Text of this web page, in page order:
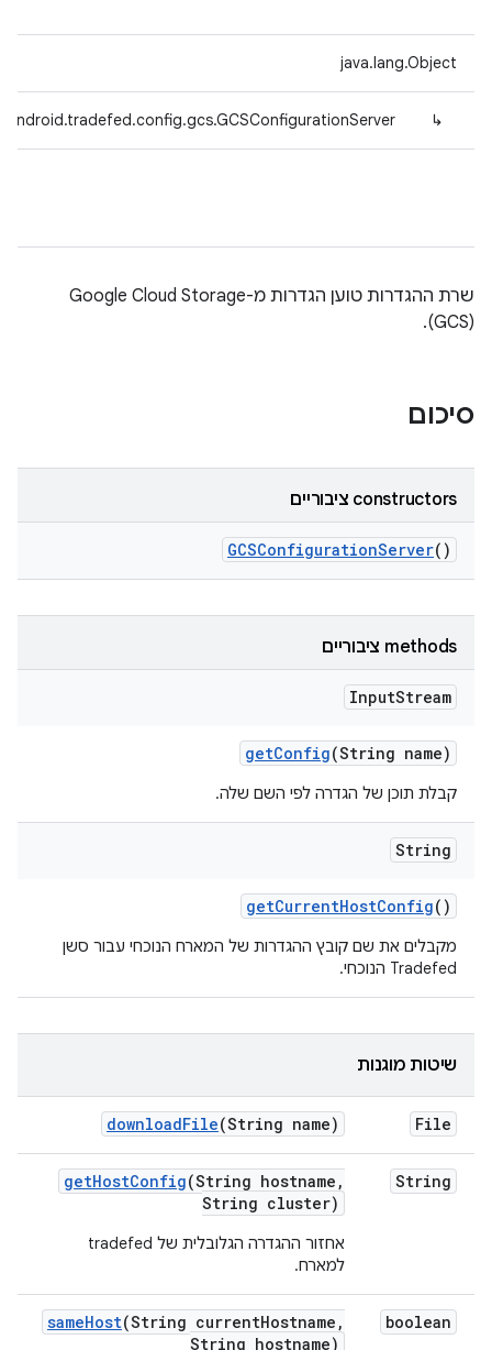
java.lang.Object
↳
(GCS).
סיכום
‫constructors ציבוריים
GCSConfigurationServer()
‫methods ציבוריים
InputStream
getConfig(String name)
קבלת תוכן של הגדרה לפי השם שלה.
String
getCurrentHostConfig()
מקבלים את שם קובץ ההגדרות של המארח הנוכחי עבור סשן
Tradefed הנוכחי.
שיטות מוגנות
File
downloadFile(String name)
String
getHostConfig(String hostname ,
String cluster)
אחזור ההגדרה הגלובלית של tradefed
למארח.
boolean
sameHost(String currentHostname ,
String hostname)